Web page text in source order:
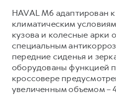
HAVAL M6 адаптирован
климатическим
кузова и колесные арки
специальным
передние сиденья и
оборудованы функцией
кроссовере
увеличенным объемом –